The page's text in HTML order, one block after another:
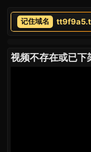
视频不存在或已下